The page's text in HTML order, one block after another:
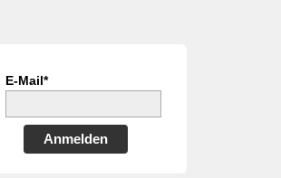
E-Mail*
Anmelden